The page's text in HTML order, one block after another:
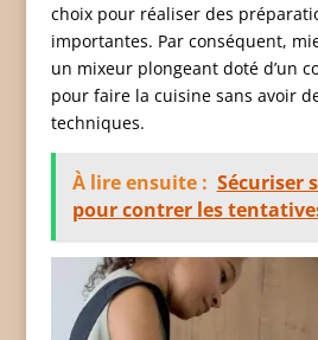
choix pour réaliser des
importantes. Par conséquent,
un mixeur plongeant doté d’un
pour faire la cuisine sans avoir
techniques.
À lire ensuite : Sécuriser
pour contrer les